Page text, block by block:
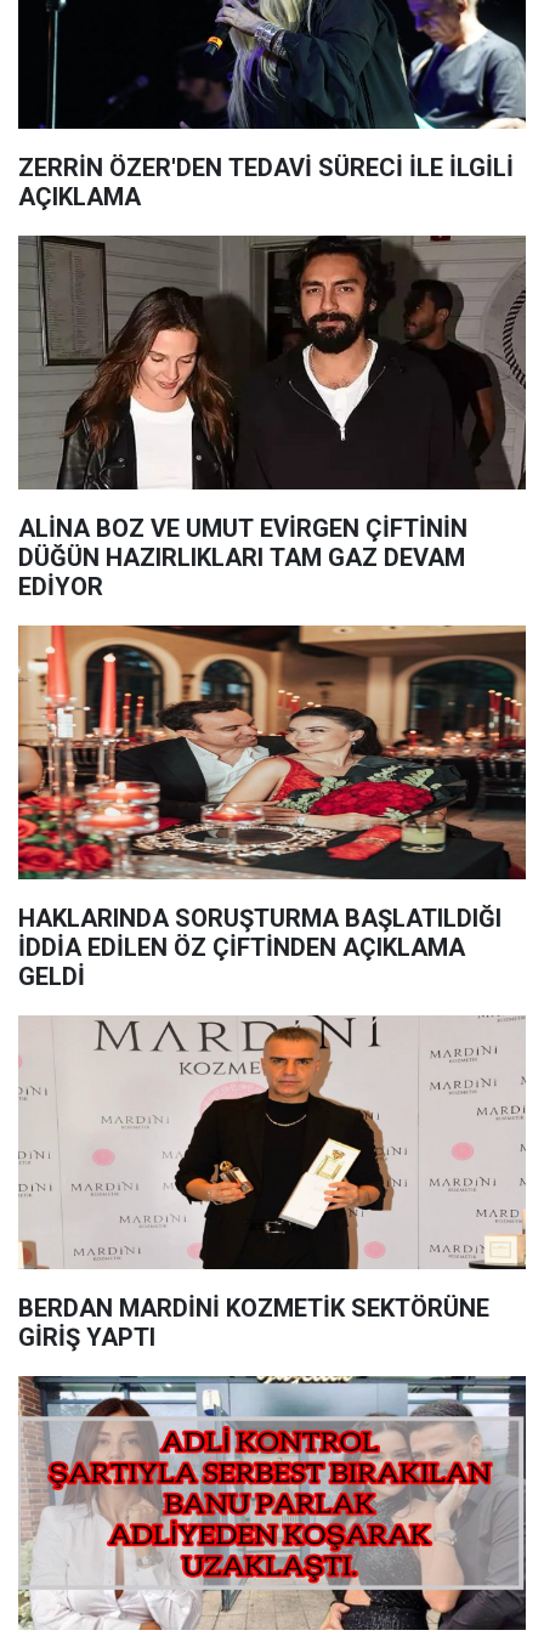
ZERRİN ÖZER'DEN TEDAVİ SÜRECİ İLE İLGİLİ
AÇIKLAMA
ALİNA BOZ VE UMUT EVİRGEN ÇİFTİNİN
DÜĞÜN HAZIRLIKLARI TAM GAZ DEVAM
EDİYOR
HAKLARINDA SORUŞTURMA BAŞLATILDIĞI
İDDİA EDİLEN ÖZ ÇİFTİNDEN AÇIKLAMA
GELDİ
BERDAN MARDİNİ KOZMETİK SEKTÖRÜNE
GİRİŞ YAPTI